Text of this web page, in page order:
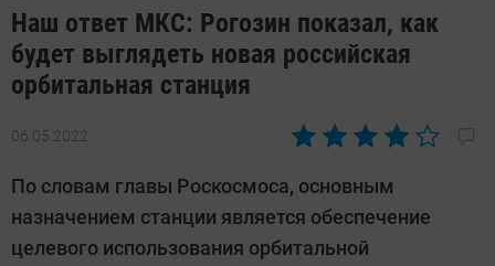
Наш ответ МКС: Рогозин показал, как
будет выглядеть новая российская
орбитальная станция
06.05.2022
Автор:
Кошик
По словам главы Роскосмоса, основным
назначением станции является обеспечение
целевого использования орбитальной